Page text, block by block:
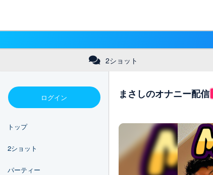
2ショット
ログイン
トップ
2ショット
パーティー
まさしのオナニー配信